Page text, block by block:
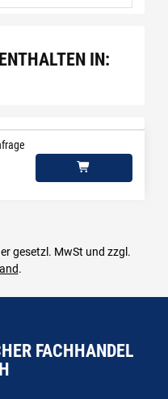
IN:
gesetzl. MwSt und zzgl.
.
FACHHANDEL